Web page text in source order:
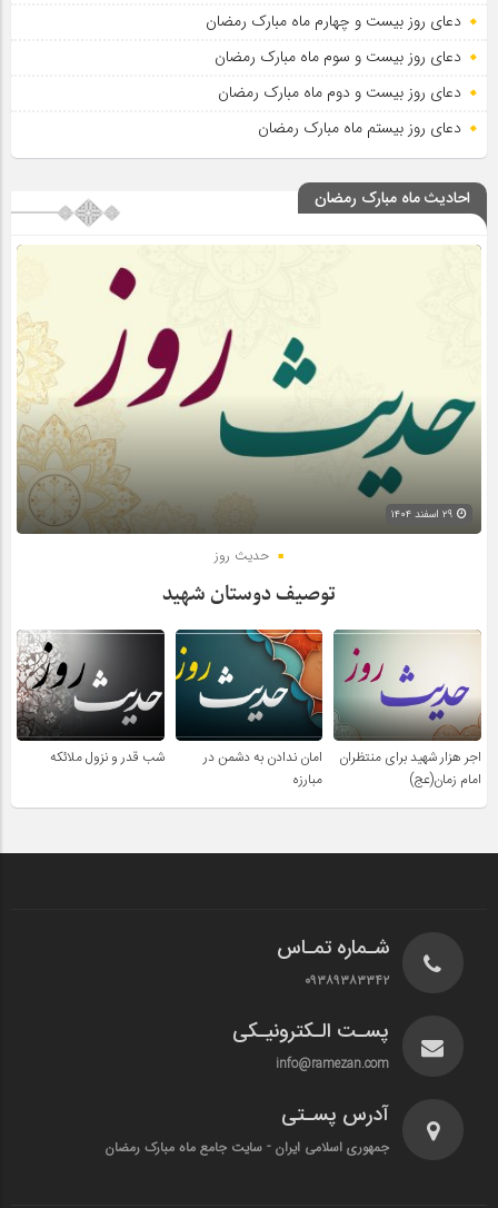
دعای روز بیست و چهارم ماه مبارک رمضان
دعای روز بیست و سوم ماه مبارک رمضان
دعای روز بیست و دوم ماه مبارک رمضان
دعای روز بیستم ماه مبارک رمضان
احادیث ماه مبارک رمضان
حدیث روز
توصیف دوستان شهید
اجر هزار شهید برای منتظران
امام زمان(عج)
امان ندادن به دشمن در
مبارزه
شب قدر و نزول ملائکه
شـماره تمـاس
۰۹۳۸۹۳۸۳۳۴۲
پسـت الـکترونیـکی
info@ramezan.com
آدرس پسـتی
جمهوری اسلامی ایران - سایت جامع ماه مبارک رمضان